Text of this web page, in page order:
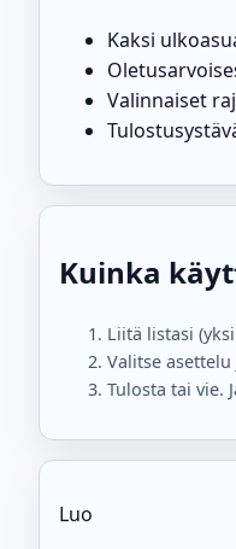
Kaksi
Valinnaiset
Kuinka
Liitä listasi
Valitse
Tulosta tai vie.
Luo